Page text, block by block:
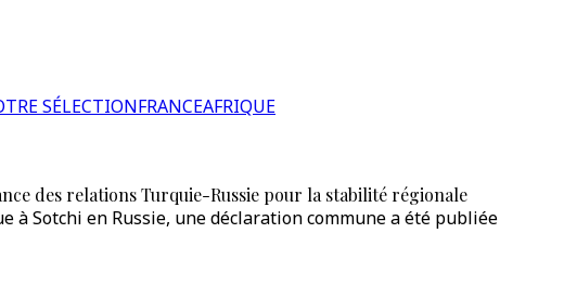
SÉLECTIONFRANCEAFRIQUE
des relations Turquie-Russie pour la stabilité régionale
à Sotchi en Russie, une déclaration commune a été publiée